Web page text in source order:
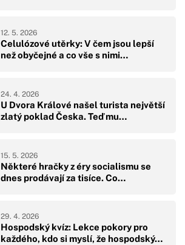
Celulózové utěrky: V čem jsou lepší
než obyčejné a co vše s nimi…
12. 5. 2026
U Dvora Králové našel turista největší
zlatý poklad Česka. Teď mu…
24. 4. 2026
Některé hračky z éry socialismu se
dnes prodávají za tisíce. Co…
15. 5. 2026
Hospodský kvíz: Lekce pokory pro
každého, kdo si myslí, že hospodský…
29. 4. 2026